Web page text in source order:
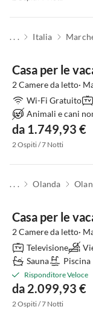
. . . Italia
Casa per le
2 Camere da letto·
Wi-Fi Gratuito
Animali e cani
da 1.749,93 €
2 Ospiti / 7 Notti
. . . Olanda
Casa per le
2 Camere da letto·
Televisione
Sauna
Piscina
Risponditore Veloce
da 2.099,93 €
2 Ospiti / 7 Notti